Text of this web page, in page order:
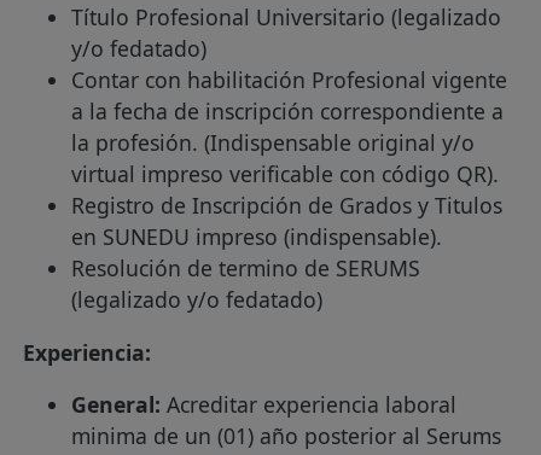
Título Profesional Universitario (legalizado
y/o fedatado)
Contar con habilitación Profesional vigente
a la fecha de inscripción correspondiente a
la profesión. (Indispensable original y/o
virtual impreso verificable con código QR).
Registro de Inscripción de Grados y Titulos
en SUNEDU impreso (indispensable).
Resolución de termino de SERUMS
(legalizado y/o fedatado)
Experiencia:
General: Acreditar experiencia laboral
minima de un (01) año posterior al Serums